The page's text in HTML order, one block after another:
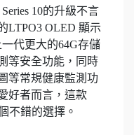
10的升級不言
LTPO3 OLED 顯示
代更大的64G存儲
等安全功能，同時
等常規健康監測功
好者而言，這款
不錯的選擇。